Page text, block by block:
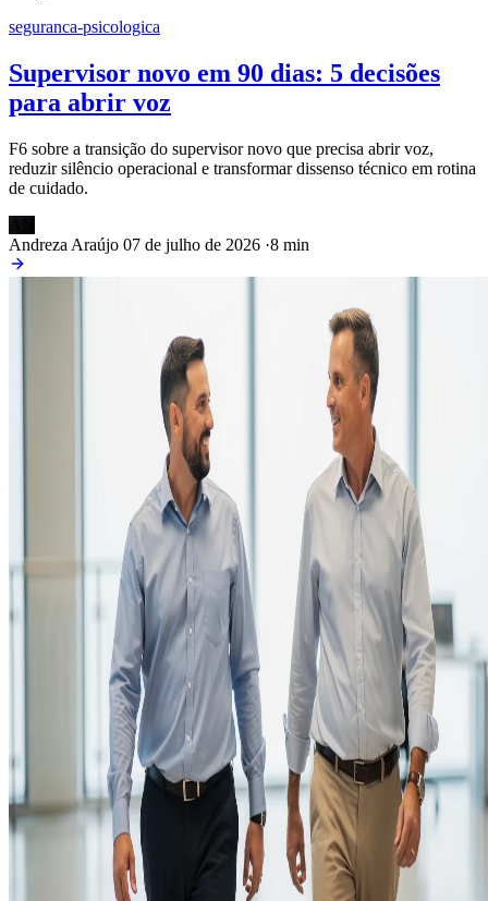
seguranca-psicologica
Supervisor novo em 90 dias: 5 decisões
para abrir voz
F6 sobre a transição do supervisor novo que precisa abrir voz,
reduzir silêncio operacional e transformar dissenso técnico em rotina
de cuidado.
Andreza Araújo 07 de julho de 2026 ·8 min